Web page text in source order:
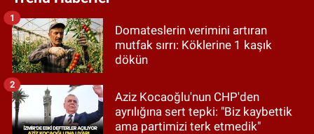
Domateslerin verimini artıran
mutfak sırrı: Köklerine 1 kaşık
dökün
1
Aziz Kocaoğlu'nun CHP'den
ayrılığına sert tepki: "Biz kaybettik
ama partimizi terk etmedik"
2